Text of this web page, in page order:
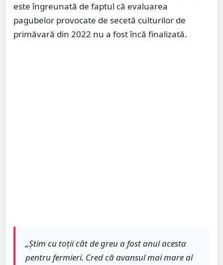
este îngreunată de faptul că evaluarea
pagubelor provocate de secetă culturilor de
primăvară din 2022 nu a fost încă finalizată.
„Știm cu toții cât de greu a fost anul acesta
pentru fermieri. Cred că avansul mai mare al